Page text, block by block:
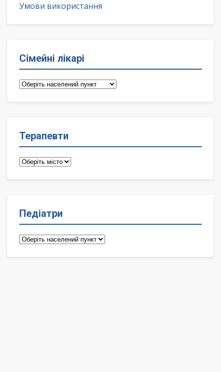
Умови використання
Сімейні лікарі
Сімейні
Терапевти
Терапевти
Педіатри
Педіатри